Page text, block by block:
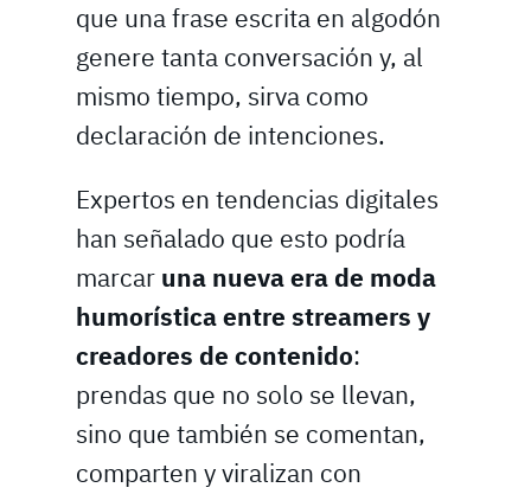
que una frase escrita en algodón
genere tanta conversación y, al
mismo tiempo, sirva como
declaración de intenciones.
Expertos en tendencias digitales
han señalado que esto podría
marcar una nueva era de moda
humorística entre streamers y
creadores de contenido:
prendas que no solo se llevan,
sino que también se comentan,
comparten y viralizan con